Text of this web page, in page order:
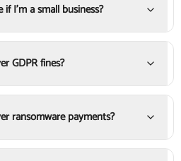
I'm a small business?
GDPR fines?
ransomware payments?